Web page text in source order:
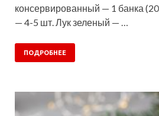
консервированный — 1 банка
— 4-5 шт. Лук зеленый — …
ПОДРОБНЕЕ